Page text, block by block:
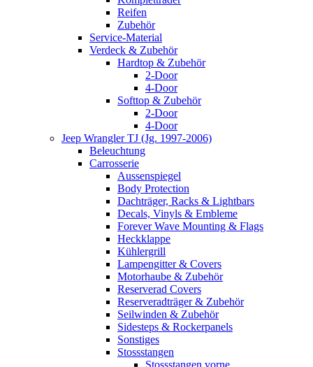
Reifen
Zubehör
Service-Material
Verdeck & Zubehör
Hardtop & Zubehör
2-Door
4-Door
Softtop & Zubehör
2-Door
4-Door
Jeep Wrangler TJ (Jg. 1997-2006)
Beleuchtung
Carrosserie
Aussenspiegel
Body Protection
Dachträger, Racks & Lightbars
Decals, Vinyls & Embleme
Forever Wave Mounting & Flags
Heckklappe
Kühlergrill
Lampengitter & Covers
Motorhaube & Zubehör
Reserverad Covers
Reserveradträger & Zubehör
Seilwinden & Zubehör
Sidesteps & Rockerpanels
Sonstiges
Stossstangen
Stossstangen vorne